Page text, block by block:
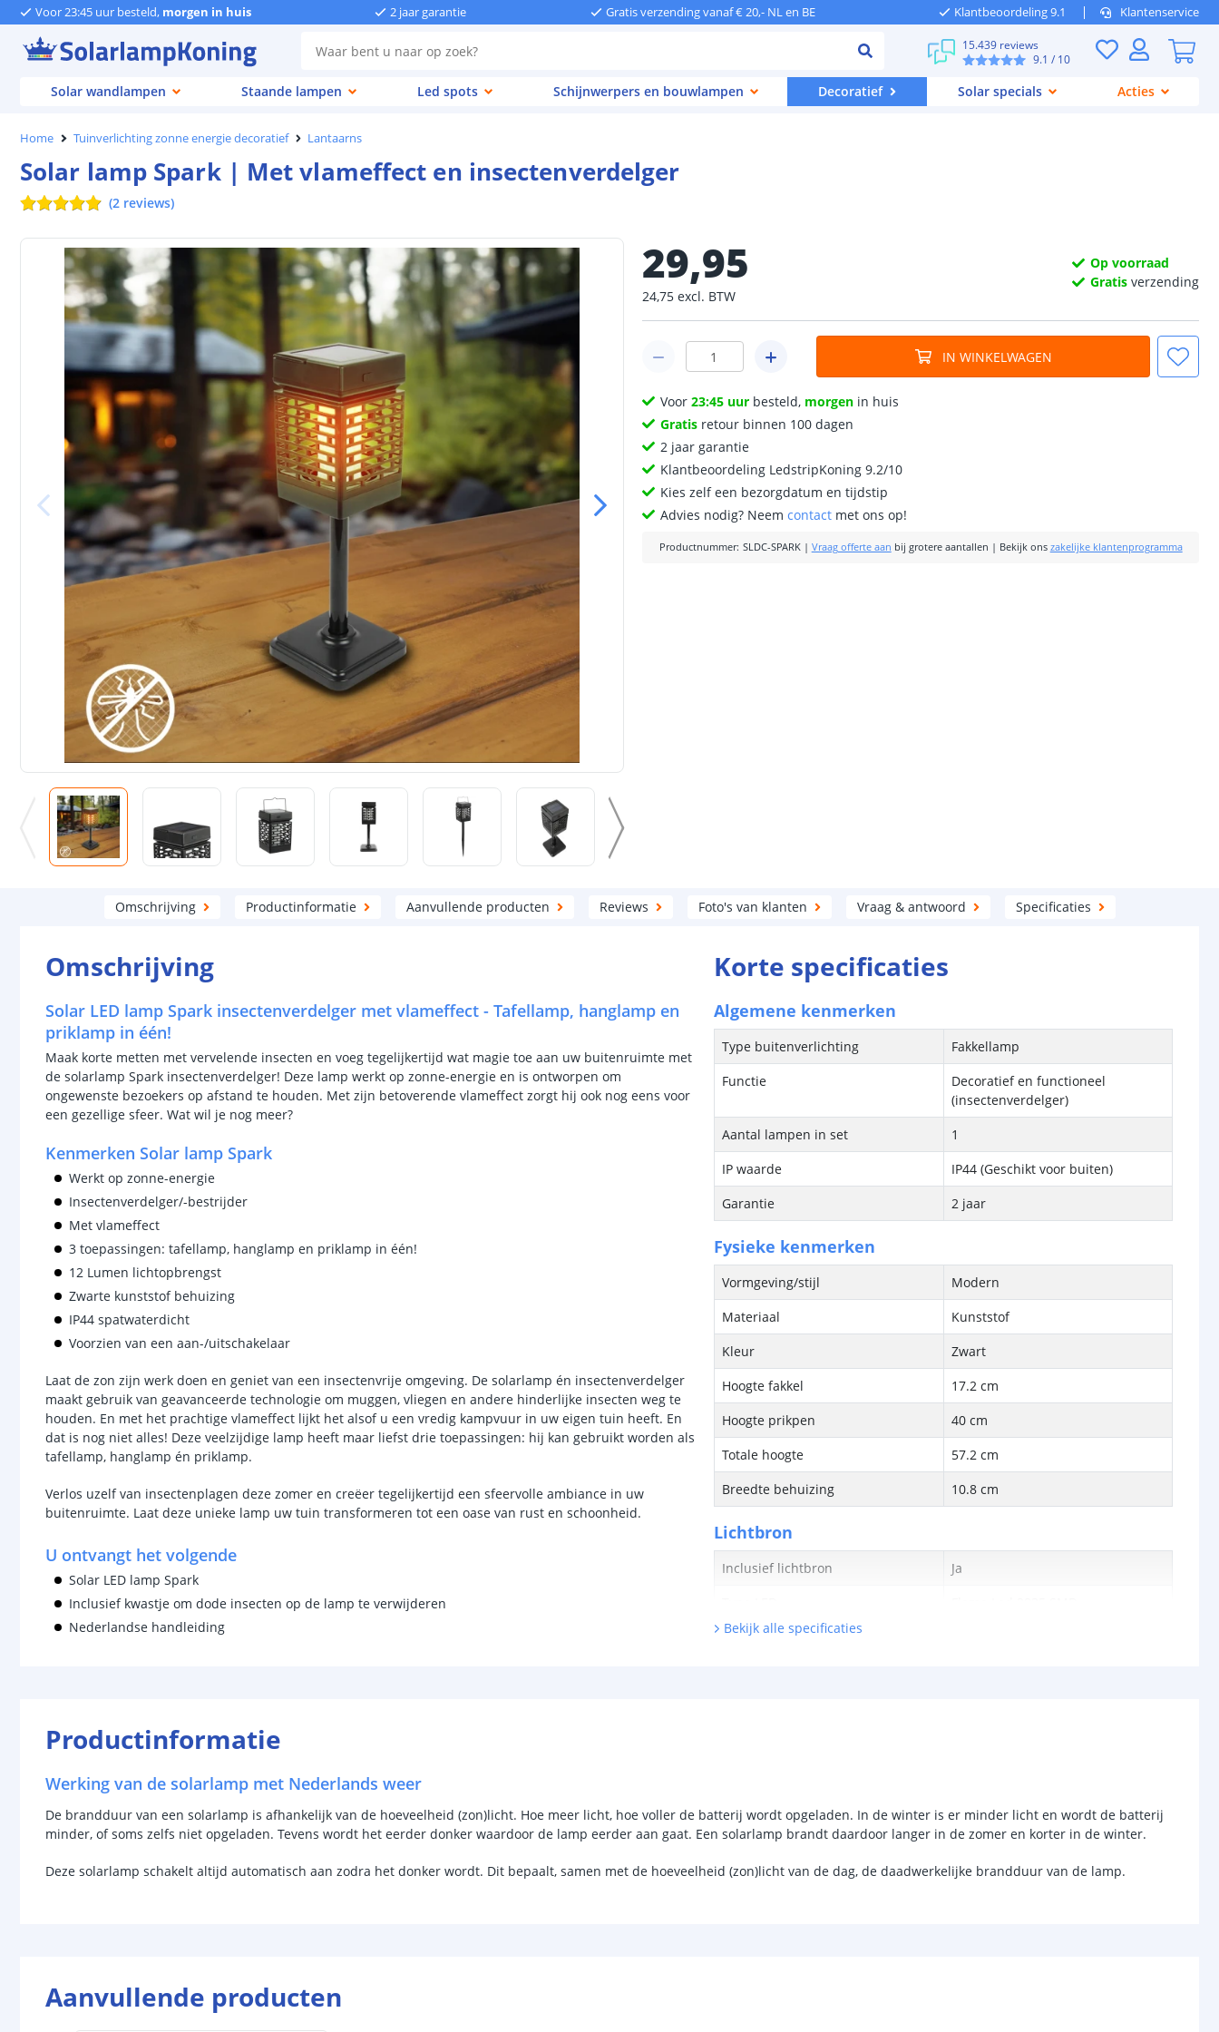
Voor 23:45 uur besteld, morgen in huis 2 jaar garantie Gratis verzending vanaf € 20,- NL en BE Klantbeoordeling 9.1 Klantenservice
15.439 reviews
9.1 / 10
Solar wandlampen Staande lampen Led spots Schijnwerpers en bouwlampen Decoratief Solar specials Acties
Home Tuinverlichting zonne energie decoratief Lantaarns
Solar lamp Spark | Met vlameffect en insectenverdelger
(2 reviews)
29,95
24,75 excl. BTW
Op voorraad
Gratis verzending
IN WINKELWAGEN
Voor23:45 uur besteld, morgen in huis
Gratis retour binnen 100 dagen
2 jaar garantie
Klantbeoordeling LedstripKoning 9.2/10
Kies zelf een bezorgdatum en tijdstip
Advies nodig? Neemcontact met ons op!
Productnummer: SLDC-SPARK| Vraag offerte aan bij grotere aantallen | Bekijk ons zakelijke klantenprogramma
Omschrijving Productinformatie Aanvullende producten Reviews Foto's van klanten Vraag & antwoord Specificaties
Omschrijving
Solar LED lamp Spark insectenverdelger met vlameffect - Tafellamp, hanglamp en
priklamp in één!
Maak korte metten met vervelende insecten en voeg tegelijkertijd wat magie toe aan uw buitenruimte met
de solarlamp Spark insectenverdelger! Deze lamp werkt op zonne-energie en is ontworpen om
ongewenste bezoekers op afstand te houden. Met zijn betoverende vlameffect zorgt hij ook nog eens voor
een gezellige sfeer. Wat wil je nog meer?
Kenmerken Solar lamp Spark
Werkt op zonne-energie
Insectenverdelger/-bestrijder
Met vlameffect
3 toepassingen: tafellamp, hanglamp en priklamp in één!
12 Lumen lichtopbrengst
Zwarte kunststof behuizing
IP44 spatwaterdicht
Voorzien van een aan-/uitschakelaar
Laat de zon zijn werk doen en geniet van een insectenvrije omgeving. De solarlamp én insectenverdelger
maakt gebruik van geavanceerde technologie om muggen, vliegen en andere hinderlijke insecten weg te
houden. En met het prachtige vlameffect lijkt het alsof u een vredig kampvuur in uw eigen tuin heeft. En
dat is nog niet alles! Deze veelzijdige lamp heeft maar liefst drie toepassingen: hij kan gebruikt worden als
tafellamp, hanglamp én priklamp.
Verlos uzelf van insectenplagen deze zomer en creëer tegelijkertijd een sfeervolle ambiance in uw
buitenruimte. Laat deze unieke lamp uw tuin transformeren tot een oase van rust en schoonheid.
U ontvangt het volgende
Solar LED lamp Spark
Inclusief kwastje om dode insecten op de lamp te verwijderen
Nederlandse handleiding
Korte specificaties
Algemene kenmerken
Type buitenverlichting
Fakkellamp
Functie
Decoratief en functioneel
(insectenverdelger)
Aantal lampen in set
1
IP waarde
IP44 (Geschikt voor buiten)
Garantie
2 jaar
Fysieke kenmerken
Vormgeving/stijl
Modern
Materiaal
Kunststof
Kleur
Zwart
Hoogte fakkel
17.2 cm
Hoogte prikpen
40 cm
Totale hoogte
57.2 cm
Breedte behuizing
10.8 cm
Lichtbron
Inclusief lichtbron
Ja
Hoeveelheid licht
Schemersensor
Ja
Bekijk alle specificaties
Productinformatie
Werking van de solarlamp met Nederlands weer
De brandduur van een solarlamp is afhankelijk van de hoeveelheid (zon)licht. Hoe meer licht, hoe voller de batterij wordt opgeladen. In de winter is er minder licht en wordt de batterij
minder, of soms zelfs niet opgeladen. Tevens wordt het eerder donker waardoor de lamp eerder aan gaat. Een solarlamp brandt daardoor langer in de zomer en korter in de winter.
Deze solarlamp schakelt altijd automatisch aan zodra het donker wordt. Dit bepaalt, samen met de hoeveelheid (zon)licht van de dag, de daadwerkelijke brandduur van de lamp.
Aanvullende producten